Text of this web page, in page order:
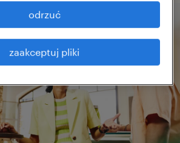
zaakceptuj pliki
odrzuć